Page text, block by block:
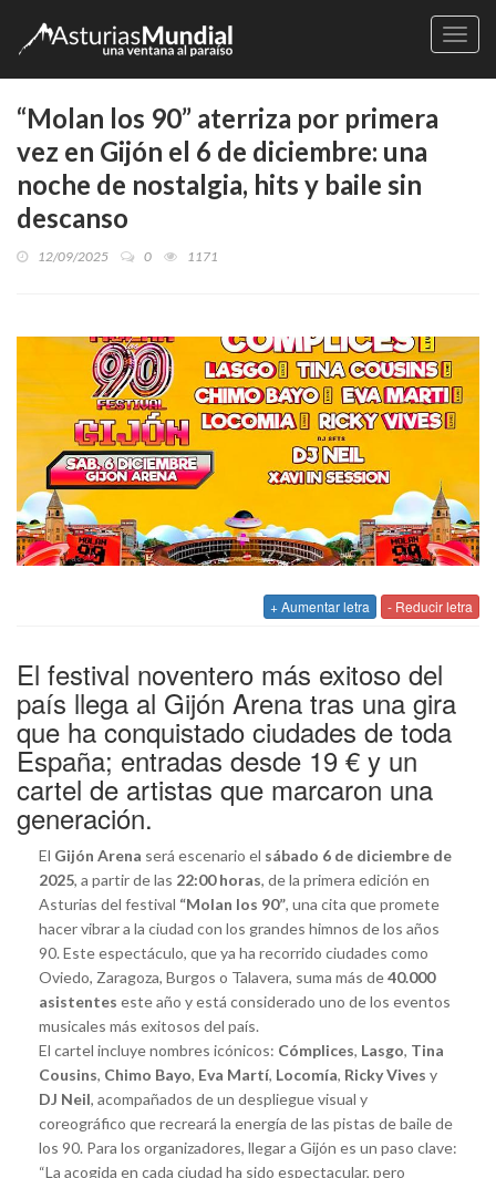
“Molan los 90” aterriza por primera
vez en Gijón el 6 de diciembre: una
noche de nostalgia, hits y baile sin
descanso
12/09/2025 0 1171
+ Aumentar letra - Reducir letra
El festival noventero más exitoso del
país llega al Gijón Arena tras una gira
que ha conquistado ciudades de toda
España; entradas desde 19 € y un
cartel de artistas que marcaron una
generación.
El Gijón Arena será escenario el sábado 6 de diciembre de
2025, a partir de las 22:00 horas, de la primera edición en
Asturias del festival “Molan los 90”, una cita que promete
hacer vibrar a la ciudad con los grandes himnos de los años
90. Este espectáculo, que ya ha recorrido ciudades como
Oviedo, Zaragoza, Burgos o Talavera, suma más de40.000
asistentes este año y está considerado uno de los eventos
musicales más exitosos del país.
El cartel incluye nombres icónicos: Cómplices, Lasgo, Tina
Cousins, Chimo Bayo, Eva Martí, Locomía, Ricky Vives y
DJ Neil, acompañados de un despliegue visual y
coreográfico que recreará la energía de las pistas de baile de
los 90. Para los organizadores, llegar a Gijón es un paso clave:
“La acogida en cada ciudad ha sido espectacular, pero